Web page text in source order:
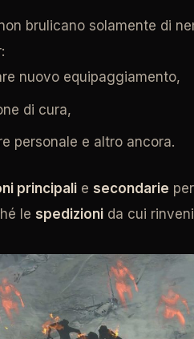
brulicano solamente di
nuovo equipaggiamento,
di cura,
personale e altro ancora.
principali e secondarie
le spedizioni da cui